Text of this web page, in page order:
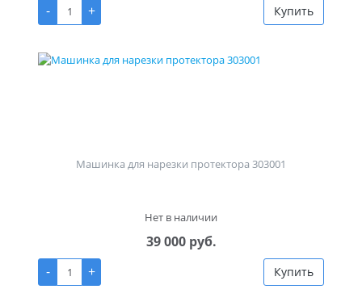
-
+ Купить
Машинка для нарезки протектора 303001
Нет в наличии
39 000 руб.
-
+ Купить